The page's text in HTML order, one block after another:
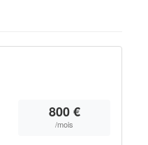
800 €
/mois